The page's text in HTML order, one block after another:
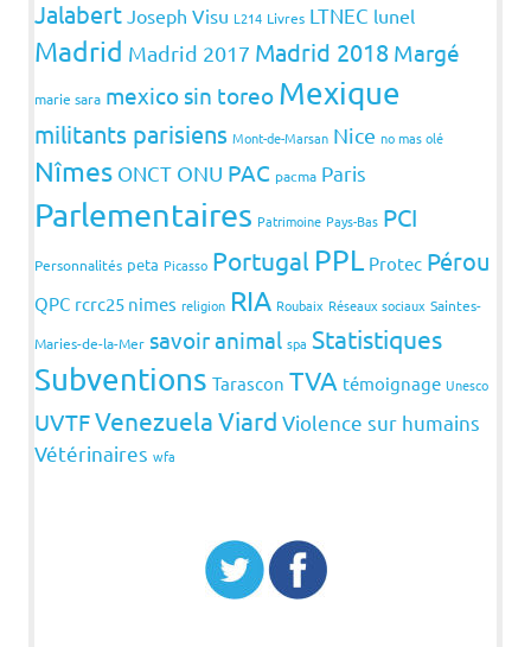
Jalabert Joseph Visu L214 Livres LTNEC lunel
Madrid Madrid 2017 Madrid 2018 Margé
marie sara mexico sin toreo Mexique
militants parisiens Mont-de-Marsan Nice no mas olé
Nîmes ONCT ONU PAC pacma Paris
Parlementaires Patrimoine Pays-Bas PCI
Personnalités peta Picasso Portugal PPL Protec Pérou
QPC rcrc25 nimes religion RIA Roubaix Réseaux sociaux Saintes-
Maries-de-la-Mer savoir animal spa Statistiques
Subventions Tarascon TVA témoignage Unesco
UVTFVenezuelaViard Violence sur humains
Vétérinaires wfa